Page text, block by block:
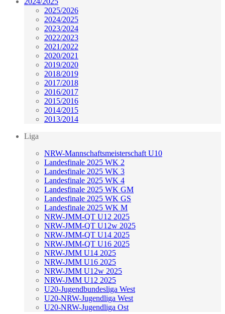
2025/2026
2024/2025
2023/2024
2022/2023
2021/2022
2020/2021
2019/2020
2018/2019
2017/2018
2016/2017
2015/2016
2014/2015
2013/2014
Liga
NRW-Mannschaftsmeisterschaft U10
Landesfinale 2025 WK 2
Landesfinale 2025 WK 3
Landesfinale 2025 WK 4
Landesfinale 2025 WK GM
Landesfinale 2025 WK GS
Landesfinale 2025 WK M
NRW-JMM-QT U12 2025
NRW-JMM-QT U12w 2025
NRW-JMM-QT U14 2025
NRW-JMM-QT U16 2025
NRW-JMM U14 2025
NRW-JMM U16 2025
NRW-JMM U12w 2025
NRW-JMM U12 2025
U20-Jugendbundesliga West
U20-NRW-Jugendliga West
U20-NRW-Jugendliga Ost